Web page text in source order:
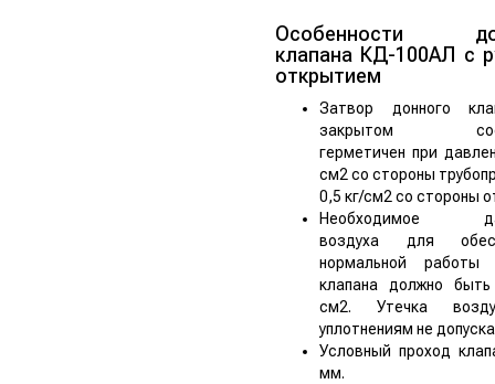
Особенности
клапана КД-100АЛ с
открытием
Затвор донного
закрытом
герметичен при
см2 со стороны
0,5 кг/см2 со стороны
Необходимое
воздуха для
нормальной работы
клапана должно
см2. Утечка
уплотнениям не
Условный проход
мм.